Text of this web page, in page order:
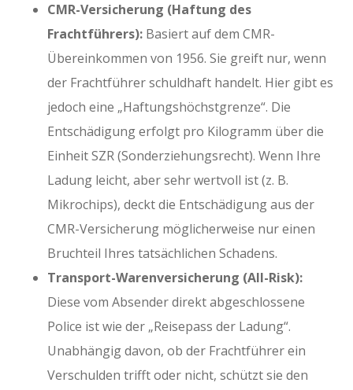
CMR-Versicherung (Haftung des
Frachtführers): Basiert auf dem CMR-
Übereinkommen von 1956. Sie greift nur, wenn
der Frachtführer schuldhaft handelt. Hier gibt es
jedoch eine „Haftungshöchstgrenze“. Die
Entschädigung erfolgt pro Kilogramm über die
Einheit SZR (Sonderziehungsrecht). Wenn Ihre
Ladung leicht, aber sehr wertvoll ist (z. B.
Mikrochips), deckt die Entschädigung aus der
CMR-Versicherung möglicherweise nur einen
Bruchteil Ihres tatsächlichen Schadens.
Transport-Warenversicherung (All-Risk):
Diese vom Absender direkt abgeschlossene
Police ist wie der „Reisepass der Ladung“.
Unabhängig davon, ob der Frachtführer ein
Verschulden trifft oder nicht, schützt sie den